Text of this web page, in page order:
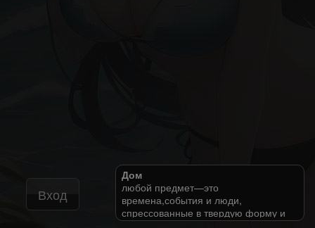
Вход
Дом
любой предмет—это
времена,события и люди,
спрессованные в твердую форму и
подлежащие размещению среди